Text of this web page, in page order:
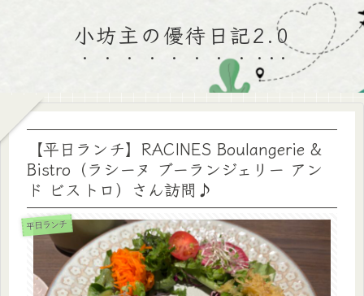
小坊主の優待日記2.0
【平日ランチ】RACINES Boulangerie &
Bistro（ラシーヌ ブーランジェリー アン
ド ビストロ）さん訪問♪
平日ランチ